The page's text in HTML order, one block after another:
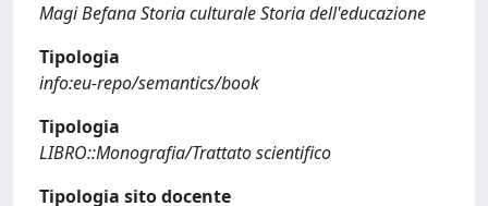
Magi Befana Storia culturale Storia dell'educazione
Tipologia
info:eu-repo/semantics/book
Tipologia
LIBRO::Monografia/Trattato scientifico
Tipologia sito docente